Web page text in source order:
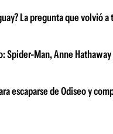
La pregunta que volvió
Spider-Man, Anne
escaparse de Odiseo y